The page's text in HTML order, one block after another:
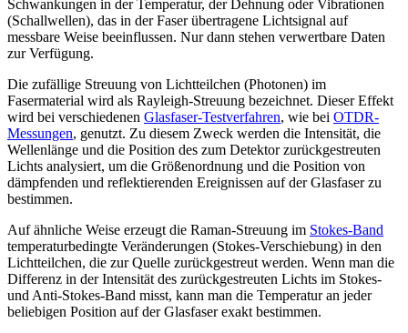
Schwankungen in der Temperatur, der Dehnung oder Vibrationen
(Schallwellen), das in der Faser übertragene Lichtsignal auf
messbare Weise beeinflussen. Nur dann stehen verwertbare Daten
zur Verfügung.
Die zufällige Streuung von Lichtteilchen (Photonen) im
Fasermaterial wird als Rayleigh-Streuung bezeichnet. Dieser Effekt
wird bei verschiedenen Glasfaser-Testverfahren, wie bei OTDR-
Messungen, genutzt. Zu diesem Zweck werden die Intensität, die
Wellenlänge und die Position des zum Detektor zurückgestreuten
Lichts analysiert, um die Größenordnung und die Position von
dämpfenden und reflektierenden Ereignissen auf der Glasfaser zu
bestimmen.
Auf ähnliche Weise erzeugt die Raman-Streuung im Stokes-Band
temperaturbedingte Veränderungen (Stokes-Verschiebung) in den
Lichtteilchen, die zur Quelle zurückgestreut werden. Wenn man die
Differenz in der Intensität des zurückgestreuten Lichts im Stokes-
und Anti-Stokes-Band misst, kann man die Temperatur an jeder
beliebigen Position auf der Glasfaser exakt bestimmen.